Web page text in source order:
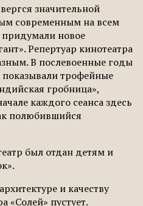
значительной
современным на всем
придумали новое
Репертуар кинотеатра
В послевоенные годы
трофейные
гробница»,
каждого сеанса здесь
полюбившийся
был отдан детям и
и качеству
«Солей» пустует.